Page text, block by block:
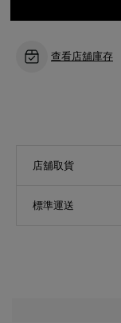
查看店舖庫存
店舖取貨
標準運送